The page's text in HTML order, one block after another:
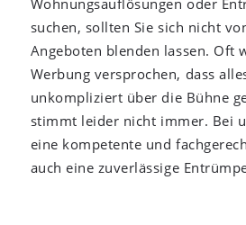
suchen, sollten Sie sich nicht
Angeboten blenden lassen. Oft
Werbung versprochen, dass
unkompliziert über die Bühne
stimmt leider nicht immer. Bei
eine kompetente und
auch eine zuverlässige